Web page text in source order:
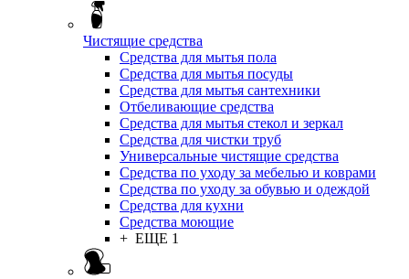
Чистящие средства
Средства для мытья пола
Средства для мытья посуды
Средства для мытья сантехники
Отбеливающие средства
Средства для мытья стекол и зеркал
Средства для чистки труб
Универсальные чистящие средства
Средства по уходу за мебелью и коврами
Средства по уходу за обувью и одеждой
Средства для кухни
Средства моющие
+ ЕЩЕ 1